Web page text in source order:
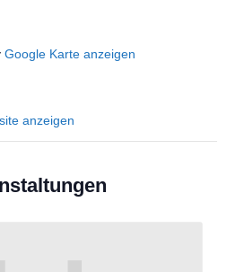
Google Karte anzeigen
anzeigen